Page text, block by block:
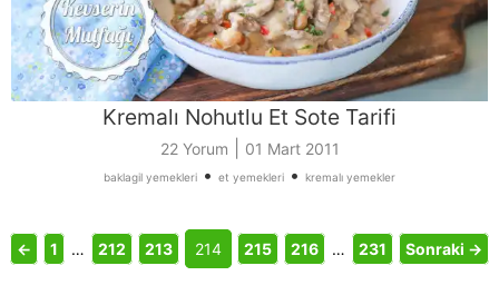
Kremalı Nohutlu Et Sote Tarifi
22 Yorum 01 Mart 2011
baklagil yemekleri • et yemekleri • kremalı yemekler
← 1 … 212 213 214 215 216 … 231 Sonraki →